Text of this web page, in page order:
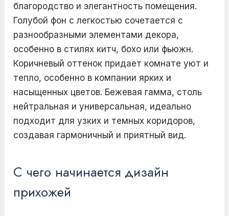
благородство и элегантность помещения.
Голубой фон с легкостью сочетается с
разнообразными элементами декора,
особенно в стилях китч, бохо или фьюжн.
Коричневый оттенок придает комнате уют и
тепло, особенно в компании ярких и
насыщенных цветов. Бежевая гамма, столь
нейтральная и универсальная, идеально
подходит для узких и темных коридоров,
создавая гармоничный и приятный вид.
С чего начинается дизайн
прихожей